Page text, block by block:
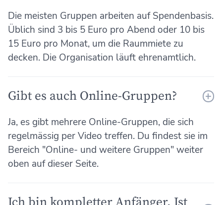
Die meisten Gruppen arbeiten auf Spendenbasis.
Üblich sind 3 bis 5 Euro pro Abend oder 10 bis
15 Euro pro Monat, um die Raummiete zu
decken. Die Organisation läuft ehrenamtlich.
Gibt es auch Online-Gruppen?
Ja, es gibt mehrere Online-Gruppen, die sich
regelmässig per Video treffen. Du findest sie im
Bereich "Online- und weitere Gruppen" weiter
oben auf dieser Seite.